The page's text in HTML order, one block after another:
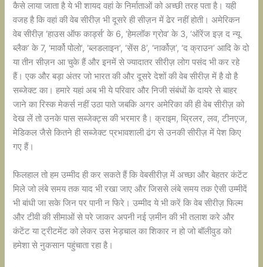
कैसे लाया जाता है ये भी शायद वहां के निर्माताओं को अच्छी तरह पता है। यही
वजह है कि वहां की वेब सीरीज़ भी दूसरे ही सीज़न में ढेर नहीं होती। अमेरिकन
वेब सीरीज़ ‘हाउस ऑफ कार्ड्स’ के 6, ‘हेमलॉक ग्रोव’ के 3, ‘ऑरेंज इज़ द न्यू
ब्लैक’ के 7, ‘मार्को पोलो’, ‘ब्लडलाइन’, ‘सेंस 8’, ‘नार्कोज़’, ‘द क्राउन’ आदि के दो
या तीन सीज़न आ चुके हैं और इनमें से ज्यादातर सीरीज़ लोग पसंद भी कर रहे
हैं। एक और बड़ा अंतर जो भारत की और दूसरे देशों की वेब सीरीज़ में है वो है
सब्जेक्ट का। हमारे यहां अब भी ये परिवार और निजी संबंधों के दायरे से बाहर
जाने का रिस्क मेकर्स नहीं उठा पाते जबकि अगर अमेरिका की ही वेब सीरीज़ को
देख लें तो उनके पास सब्जेक्ट्स की भरमार है। क्राइम, थ्रिलर, लव, टीनएज,
मेडिकल जैसे कितने ही सब्जेक्ट प्रभावशाली ढंग से उनकी सीरीज़ में पेश किए
गए हैं।
फिलहाल तो हम उम्मीद ही कर सकते हैं कि वेबसीरीज़ में अच्छा और बेहतर कंटेंट
मिले जो लंबे समय तक याद भी रखा जाए और जिससे लंबे समय तक ऐसी उम्मीदें
भी बांधी जा सके जिन पर पानी न फिरे। उम्मीद ये भी करें कि वेब सीरीज़ फिल्म
और टीवी की सीमाओं से परे जाकर अपनी नई ज़मीन की भी तलाश करे और
कंटेंट या ट्रीटमेंट को लेकर उस भेड़चाल का शिकार न हो जो बॉलीवुड को
हमेशा से नुकसान पहुंचाता रहा है।